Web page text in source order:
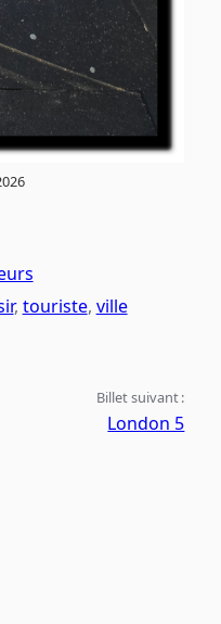
, touriste, ville
Billet suivant :
London 5